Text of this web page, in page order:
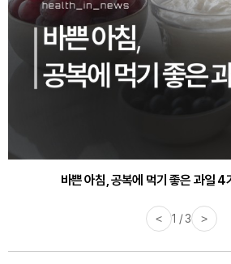
바쁜 아침, 공복에 먹기 좋은 과일
< 1 / 3 >